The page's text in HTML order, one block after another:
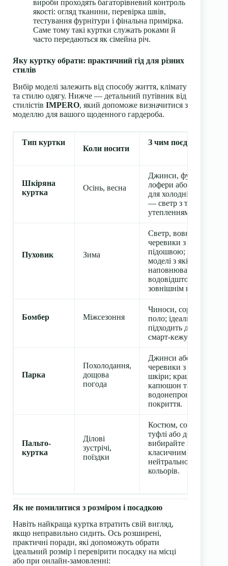
вироби проходять багаторівневий контроль
якості: огляд тканини, перевірка швів,
тестування фурнітури і фінальна примірка.
Саме тому такі куртки служать роками й
часто передаються як сімейна річ.
Яку куртку обрати: практичний гід для різних
стилів
Вибір моделі залежить від способу життя, клімату
та стилю одягу. Нижче — детальний путівник від
стилістів IMPERO, який допоможе визначитися з
моделлю для вашого щоденного гардероба.
Тип куртки
Коли носити
З чим поєднувати
Шкіряна
куртка
Осінь, весна
Джинси, футболка,
лофери або черевики;
для холодніших днів
— светр з тонким
утепленням.
Пуховик Зима
Светр, вовняні брюки,
черевики з товстою
підошвою; обирайте
моделі з якісним
наповнювачем та
зовнішнім шаром.
Бомбер Міжсезоння
Чиноси, сорочка або
поло; ідеально
підходить для міського
смарт-кежуал.
Парка
Похолодання,
дощова
погода
Джинси або брюки,
черевики з фактурної
шкіри; краще мати
капюшон та
водонепроникне
покриття.
Пальто-
куртка
Ділові
зустрічі,
поїздки
Костюм, сорочка,
туфлі або дербі;
вибирайте моделі з
класичним кроєм і
нейтральною гамою
кольорів.
Як не помилитися з розміром і посадкою
Навіть найкраща куртка втратить свій вигляд,
якщо неправильно сидить. Ось розширені,
практичні поради, які допоможуть обрати
ідеальний розмір і перевірити посадку на місці
або при онлайн-замовленні: